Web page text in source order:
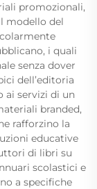
promozionali,
modello del
i quali
senza dover
dell’editoria
ai servizi di un
branded,
rafforzino la
educative
di libri su
scolastici e
a specifiche